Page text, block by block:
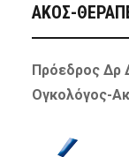
ΑΚΟΣ-
Πρόεδρος Δρ
Ογκολόγος-